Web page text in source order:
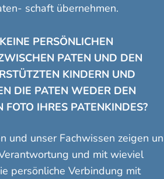
schaft übernehmen.
PERSÖNLICHEN
PATEN UND DEN
KINDERN UND
DIE PATEN WEDER DEN
IHRES PATENKINDES?
und unser Fachwissen zeigen
und mit wieviel
persönliche Verbindung mit